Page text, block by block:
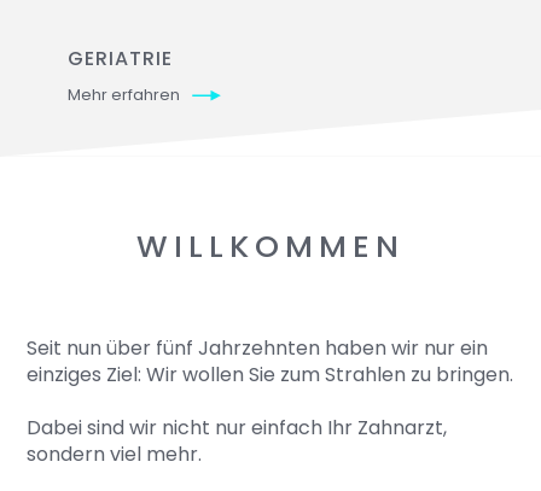
GERIATRIE
Mehr erfahren
WILLKOMMEN
Seit nun über fünf Jahrzehnten haben wir nur ein
einziges Ziel: Wir wollen Sie zum Strahlen zu bringen.
Dabei sind wir nicht nur einfach Ihr Zahnarzt,
sondern viel mehr.